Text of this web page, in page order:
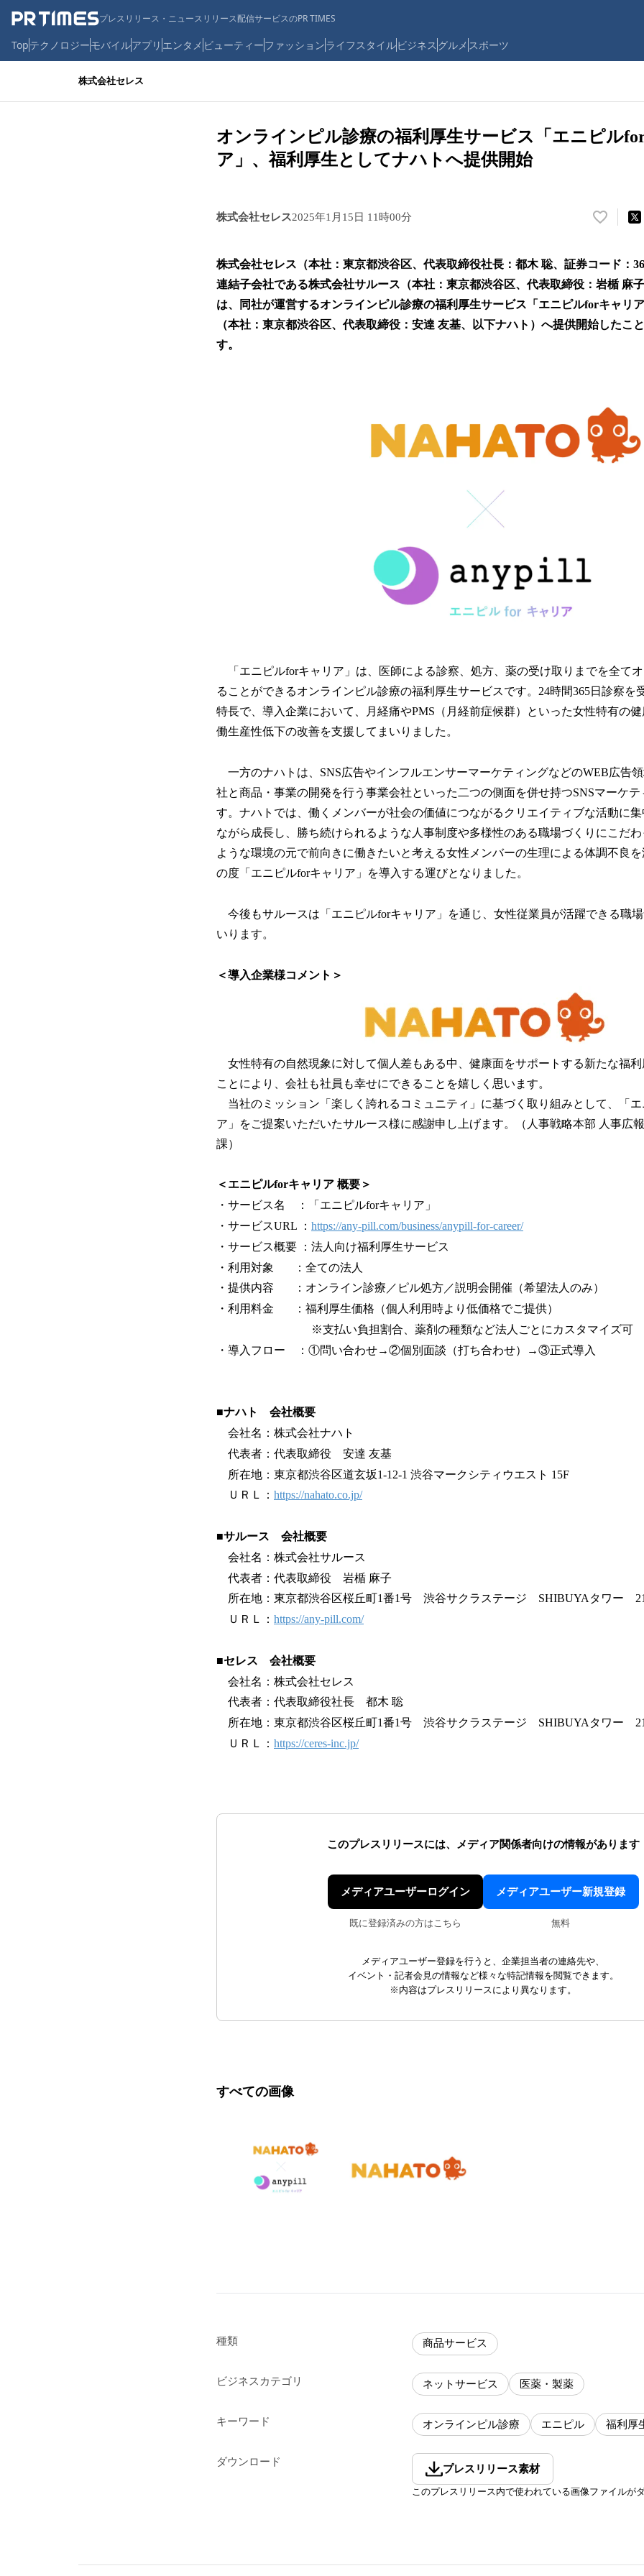
プレスリリース・ニュースリリース配信サービスのPR TIMES
Topテクノロジーモバイルアプリ エンタメ ビューティーファッションライフスタイルビジネス グルメ スポーツ
株式会社セレス
オンラインピル診療の福利厚生サービス「エニピル
ア」、福利厚生としてナハトへ提供開始
株式会社セレス2025年1月15日 11時00分
い
数
を
み
す
株式会社セレス（本社：東京都渋谷区、代表取締役社長：都木 聡、証券コード：
連結子会社である株式会社サルース（本社：東京都渋谷区、代表取締役：岩楯 麻
は、同社が運営するオンラインピル診療の福利厚生サービス「エニピルforキャリ
（本社：東京都渋谷区、代表取締役：安達 友基、以下ナハト）へ提供開始したこ
す。
「エニピルforキャリア」は、医師による診察、処方、薬の受け取りまでを全て
ることができるオンラインピル診療の福利厚生サービスです。24時間365日診察を
特長で、導入企業において、月経痛やPMS（月経前症候群）といった女性特有の
働生産性低下の改善を支援してまいりました。
一方のナハトは、SNS広告やインフルエンサーマーケティングなどのWEB広告
社と商品・事業の開発を行う事業会社といった二つの側面を併せ持つSNSマーケ
す。ナハトでは、働くメンバーが社会の価値につながるクリエイティブな活動に
ながら成長し、勝ち続けられるような人事制度や多様性のある職場づくりにこだ
ような環境の元で前向きに働きたいと考える女性メンバーの生理による体調不良
の度「エニピルforキャリア」を導入する運びとなりました。
今後もサルースは「エニピルforキャリア」を通じ、女性従業員が活躍できる職
いります。
＜導入企業様コメント＞
女性特有の自然現象に対して個人差もある中、健康面をサポートする新たな福
ことにより、会社も社員も幸せにできることを嬉しく思います。
当社のミッション「楽しく誇れるコミュニティ」に基づく取り組みとして、「エ
ア」をご提案いただいたサルース様に感謝申し上げます。（人事戦略本部 人事広
課）
＜エニピルforキャリア 概要＞
・サービス名 ：「エニピルforキャリア」
・サービスURL ： https://any-pill.com/business/anypill-for-career/
・サービス概要 ：法人向け福利厚生サービス
・利用対象 ：全ての法人
・提供内容 ：オンライン診療／ピル処方／説明会開催（希望法人のみ）
・利用料金 ：福利厚生価格（個人利用時より低価格でご提供）
※支払い負担割合、薬剤の種類など法人ごとにカスタマイズ可
・導入フロー ：①問い合わせ→②個別面談（打ち合わせ）→③正式導入
■ナハト 会社概要
会社名：株式会社ナハト
代表者：代表取締役 安達 友基
所在地：東京都渋谷区道玄坂1-12-1 渋谷マークシティウエスト 15F
ＵＲＬ： https://nahato.co.jp/
■サルース 会社概要
会社名：株式会社サルース
代表者：代表取締役 岩楯 麻子
所在地：東京都渋谷区桜丘町1番1号 渋谷サクラステージ SHIBUYAタワー
ＵＲＬ： https://any-pill.com/
■セレス 会社概要
会社名：株式会社セレス
代表者：代表取締役社長 都木 聡
所在地：東京都渋谷区桜丘町1番1号 渋谷サクラステージ SHIBUYAタワー
ＵＲＬ： https://ceres-inc.jp/
このプレスリリースには、 メディア関係者向けの情報があります
メディアユーザーログイン
既に登録済みの方はこちら
メディアユーザー新規登録
無料
メディアユーザー登録を行うと、企業担当者の連絡先や、
イベント・記者会見の情報など様々な特記情報を閲覧できます。
※内容はプレスリリースにより異なります。
すべての画像
種類 商品サービス
ビジネスカテゴリ ネットサービス 医薬・製薬
キーワード オンラインピル診療 エニピル 福利厚
ダウンロード
プレスリリース素材
このプレスリリース内で使われている画像ファイルが